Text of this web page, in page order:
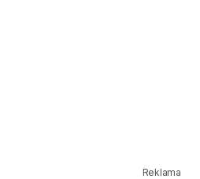
Reklama